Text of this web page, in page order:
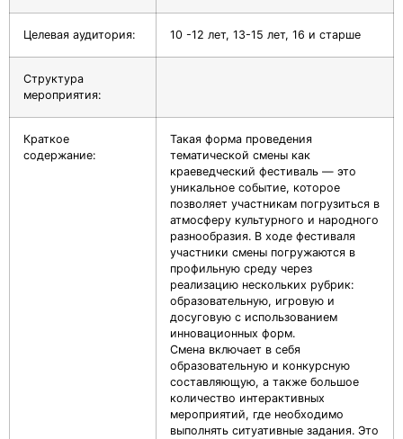
Целевая аудитория: 10 -12 лет, 13-15 лет, 16 и старше
Структура
мероприятия:
Краткое
содержание:
Такая форма проведения
тематической смены как
краеведческий фестиваль — это
уникальное событие, которое
позволяет участникам погрузиться в
атмосферу культурного и народного
разнообразия. В ходе фестиваля
участники смены погружаются в
профильную среду через
реализацию нескольких рубрик:
образовательную, игровую и
досуговую с использованием
инновационных форм.
Смена включает в себя
образовательную и конкурсную
составляющую, а также большое
количество интерактивных
мероприятий, где необходимо
выполнять ситуативные задания. Это